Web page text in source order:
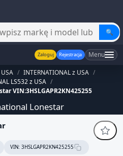
🔍
Zaloguj Rejestracja Menu
/ INTERNATIONAL z USA /
LS532 z USA /
VIN:3HSLGAPR2KN425255
Lonestar
VIN: 3HSLGAPR2KN425255